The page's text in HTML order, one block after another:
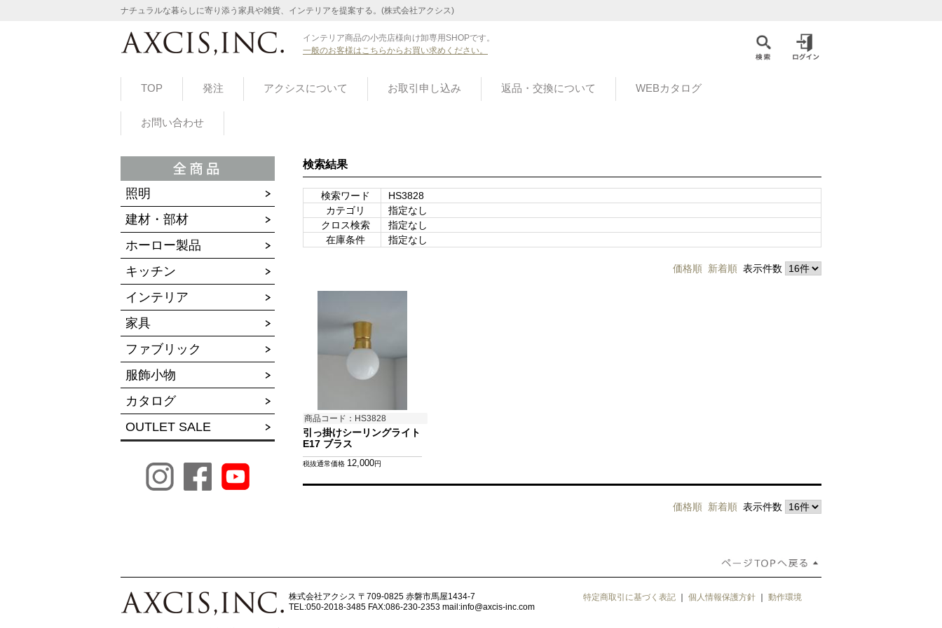
ナチュラルな暮らしに寄り添う家具や雑貨、インテリアを提案する。(株式会社アクシス)
インテリア商品の小売店様向け卸専用SHOPです。
一般のお客様はこちらからお買い求めください。
TOP 発注 アクシスについて お取引申し込み 返品・交換について WEBカタログ
お問い合わせ
照明
建材・部材
ホーロー製品
キッチン
インテリア
家具
ファブリック
服飾小物
カタログ
OUTLET SALE
検索結果
検索ワード
HS3828
カテゴリ
指定なし
クロス検索
指定なし
在庫条件
指定なし
価格順 新着順 表示件数
商品コード：HS3828
引っ掛けシーリングライト
E17 ブラス
税抜通常価格 12,000円
価格順 新着順 表示件数
株式会社アクシス 〒709-0825 赤磐市馬屋1434-7
TEL:050-2018-3485 FAX:086-230-2353 mail:info@axcis-inc.com
特定商取引に基づく表記 ｜ 個人情報保護方針 ｜ 動作環境